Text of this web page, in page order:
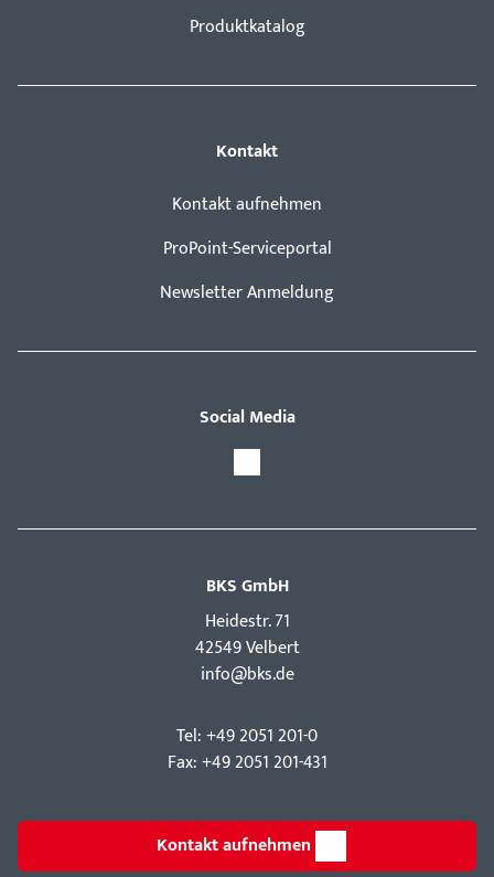
Produktkatalog
Kontakt
Kontakt aufnehmen
ProPoint-Serviceportal
Newsletter Anmeldung
Social Media
BKS GmbH
Hei­destr. 71
42549 Velbert
info@bks.de
Tel: +49 2051 201-0
Fax: +49 2051 201-431
Kontakt aufnehmen